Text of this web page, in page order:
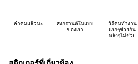
คำคมแล้วนะ
สงกรานต์ในแบบ
ของเรา
วิถีคนทำงาน
แรกๆช่วยกัน
หลังๆไม่ช่วย